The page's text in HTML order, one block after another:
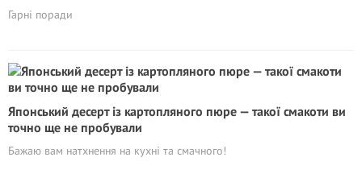
Гарні поради
Японський десерт із картопляного пюре — такої смакоти ви
точно ще не пробували
Бажаю вам натхнення на кухні та смачного!